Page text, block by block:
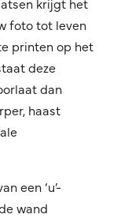
foto tot leven
printen op het
deze
dan
haast
een ‘u’-
wand